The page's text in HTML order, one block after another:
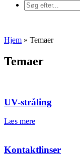
Hjem » Temaer
Temaer
UV-stråling
Læs mere
Kontaktlinser